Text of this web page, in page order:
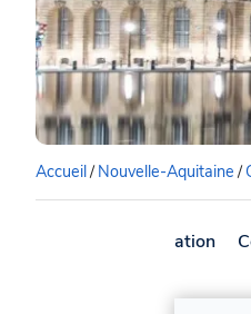
Accueil/ Nouvelle-Aquitaine/
Présentation